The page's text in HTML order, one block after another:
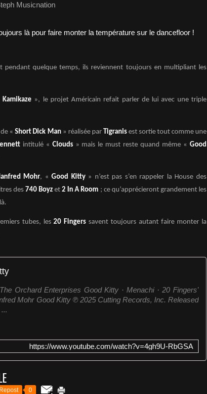
Musicnation
pendant quelque temps, ils reviennent toujours en multipliant les
Kamikaze », le projet Américain refait parler de lui avec une triple
« Short Dick Man» réalisée par Tigranis est sortie tout comme une
intitulé « Clouds» mais le must reste quand même «Good
Mohr, «Good Kitty» n’est pas s’en rappeler la House des
des 740 Boyzet2 In A Room ; ce qu’apprécieront grandement les
tubes, les20 Fingers savent toujours autant faire monter la
Orchard Enterprises Good Kitty · Menachi · 20 Fingers'
Mohr Good Kitty ℗ 2025 Cutting Records, Inc. Released
https://www.youtube.com/watch?v=4gh9U-RbGSA
Repost 0